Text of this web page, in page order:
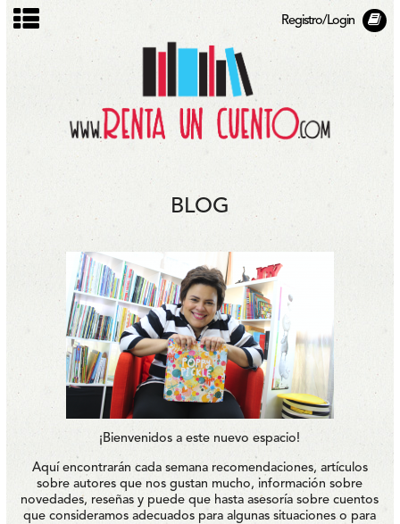
Registro/Login
BLOG
¡Bienvenidos a este nuevo espacio!
Aquí encontrarán cada semana recomendaciones, artículos
sobre autores que nos gustan mucho, información sobre
novedades, reseñas y puede que hasta asesoría sobre cuentos
que consideramos adecuados para algunas situaciones o para